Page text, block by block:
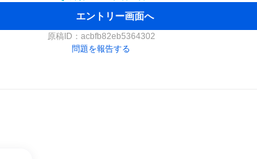
エントリー画面へ
原稿ID： acbfb82eb5364302
問題を報告する